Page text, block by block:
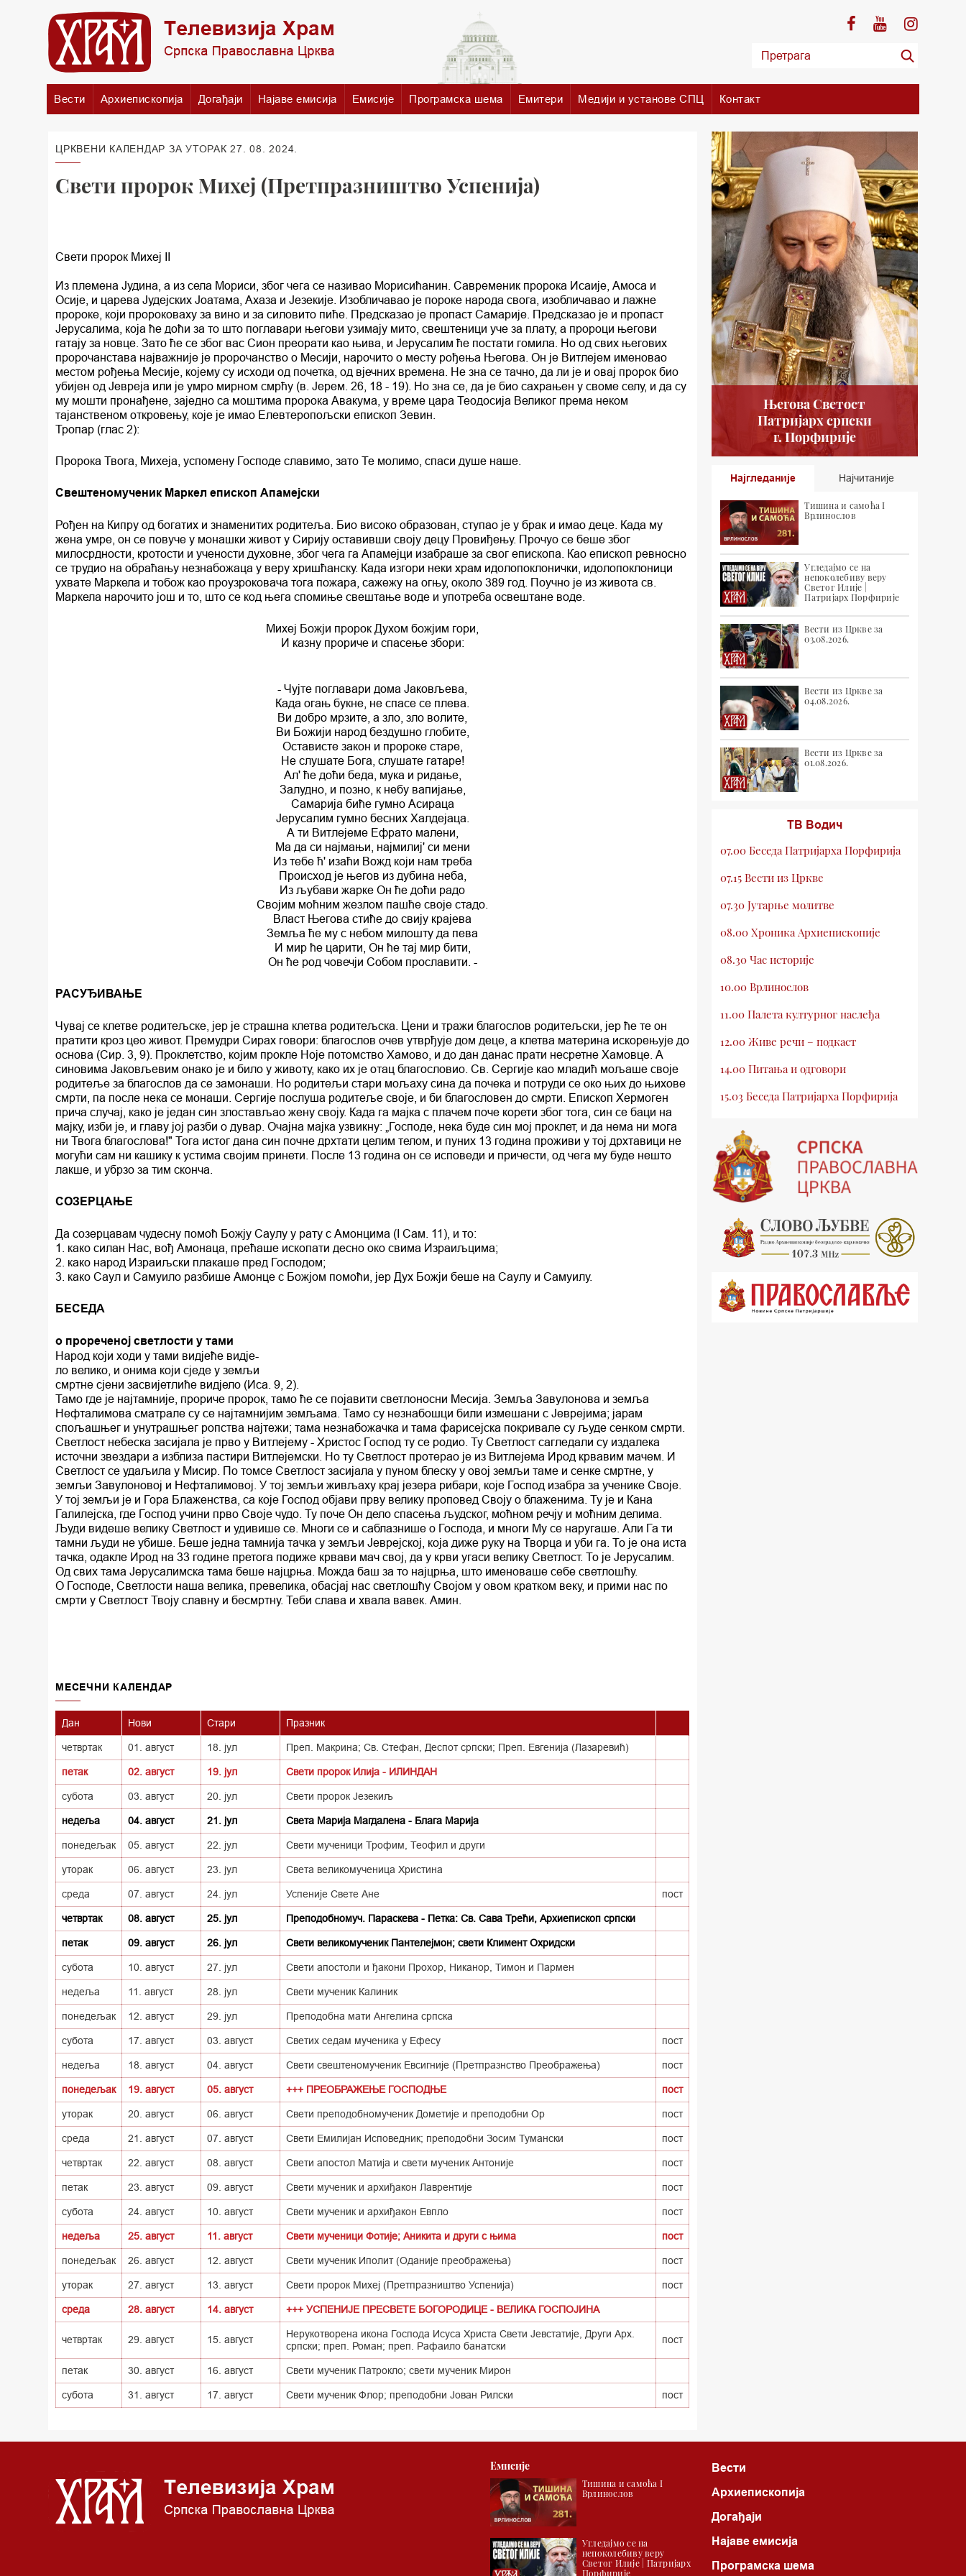
Вести Архиепископија Догађаји Најаве емисија Емисије Програмска шема Емитери Медији и установе СПЦ Контакт
ЦРКВЕНИ КАЛЕНДАР ЗА УТОРАК 27. 08. 2024.
Свети пророк Михеј (Претпразништво Успенија)
Свети пророк Михеј II
Из племена Јудина, а из села Мориси, због чега се називао Морисићанин. Савременик пророка Исаије, Амоса и
Осије, и царева Јудејских Јоатама, Ахаза и Језекије. Изобличавао је пороке народа свога, изобличавао и лажне
пророке, који пророковаху за вино и за силовито пиће. Предсказао је пропаст Самарије. Предсказао је и пропаст
Јерусалима, која ће доћи за то што поглавари његови узимају мито, свештеници уче за плату, а пророци његови
гатају за новце. Зато ће се због вас Сион преорати као њива, и Јерусалим ће постати гомила. Но од свих његових
пророчанстава најважније је пророчанство о Месији, нарочито о месту рођења Његова. Он је Витлејем именовао
местом рођења Месије, којему су исходи од почетка, од вјечних времена. Не зна се тачно, да ли је и овај пророк био
убијен од Јевреја или је умро мирном смрћу (в. Јерем. 26, 18 - 19). Но зна се, да је био сахрањен у своме селу, и да су
му мошти пронађене, заједно са моштима пророка Авакума, у време цара Теодосија Великог према неком
тајанственом откровењу, које је имао Елевтеропољски епископ Зевин.
Тропар (глас 2):
Пророка Твога, Михеја, успомену Господе славимо, зато Те молимо, спаси душе наше.
Свештеномученик Маркел епископ Апамејски
Рођен на Кипру од богатих и знаменитих родитеља. Био високо образован, ступао је у брак и имао деце. Када му
жена умре, он се повуче у монашки живот у Сирију оставивши своју децу Провиђењу. Прочуо се беше због
милосрдности, кротости и учености духовне, због чега га Апамејци изабраше за свог епископа. Као епископ ревносно
се трудио на обраћању незнабожаца у веру хришћанску. Када изгори неки храм идолопоклонички, идолопоклоници
ухвате Маркела и тобож као проузроковача тога пожара, сажежу на огњу, около 389 год. Поучно је из живота св.
Маркела нарочито још и то, што се код њега спомиње свештање воде и употреба освештане воде.
Михеј Божји пророк Духом божјим гори,
И казну прориче и спасење збори:
- Чујте поглавари дома Јаковљева,
Када огањ букне, не спасе се плева.
Ви добро мрзите, а зло, зло волите,
Ви Божији народ бездушно глобите,
Остависте закон и пророке старе,
Не слушате Бога, слушате гатаре!
Ал' ће доћи беда, мука и ридање,
Залудно, и позно, к небу вапијање,
Самарија биће гумно Асираца
Јерусалим гумно бесних Халдејаца.
А ти Витлејеме Ефрато малени,
Ма да си најмањи, најмилиј' си мени
Из тебе ћ' изаћи Вожд који нам треба
Происход је његов из дубина неба,
Из љубави жарке Он ће доћи радо
Својим моћним жезлом пaшће своје стадо.
Власт Његова стиће до свију крајева
Земља ће му с небом милошту да пева
И мир ће царити, Он ће тај мир бити,
Он ће род човечји Собом прославити. -
РАСУЂИВАЊЕ
Чувај се клетве родитељске, јер је страшна клетва родитељска. Цени и тражи благослов родитељски, јер ће те он
пратити кроз цео живот. Премудри Сирах говори: благослов очев утврђује дом деце, а клетва материна искорењује до
основа (Сир. 3, 9). Проклетство, којим прокле Ноје потомство Хамово, и до дан данас прати несретне Хамовце. А
синовима Јаковљевим онако је и било у животу, како их је отац благословио. Св. Сергије као младић мољаше своје
родитеље за благослов да се замонаши. Но родитељи стари мољаху сина да почека и потруди се око њих до њихове
смрти, па после нека се монаши. Сергије послуша родитеље своје, и би благословен до смрти. Епископ Хермоген
прича случај, како је један син злостављао жену своју. Када га мајка с плачем поче корети због тога, син се баци на
мајку, изби је, и главу јој разби о дувар. Очајна мајка узвикну: „Господе, нека буде син мој проклет, и да нема ни мога
ни Твога благослова!" Тога истог дана син почне дрхтати целим телом, и пуних 13 година проживи у тој дрхтавици не
могући сам ни кашику к устима својим принети. После 13 година он се исповеди и причести, од чега му буде нешто
лакше, и убрзо за тим сконча.
СОЗЕРЦАЊЕ
Да созерцавам чудесну помоћ Божју Саулу у рату с Амонцима (I Сам. 11), и то:
1. како силан Нас, вођ Амонаца, прећаше ископати десно око свима Израиљцима;
2. како народ Израиљски плакаше пред Господом;
3. како Саул и Самуило разбише Амонце с Божјом помоћи, јер Дух Божји беше на Саулу и Самуилу.
БЕСЕДА
о прореченој светлости у тами
Народ који ходи у тами видјеће видје-
ло велико, и онима који сједе у земљи
смртне сјени засвијетлиће видјело (Иса. 9, 2).
Тамо где је најтамније, прориче пророк, тамо ће се појавити светлоносни Месија. Земља Завулонова и земља
Нефталимова сматрале су се најтамнијим земљама. Тамо су незнабошци били измешани с Јеврејима; јарам
спољашњег и унутрашњег ропства најтежи; тама незнабожачка и тама фарисејска покривале су људе сенком смрти.
Светлост небеска засијала је прво у Витлејему - Христос Господ ту се родио. Ту Светлост сагледали су издалека
источни звездари а изблиза пастири Витлејемски. Но ту Светлост протерао је из Витлејема Ирод крвавим мачем. И
Светлост се удаљила у Мисир. По томсе Светлост засијала у пуном блеску у овој земљи таме и сенке смртне, у
земљи Завулоновој и Нефталимовој. У тој земљи живљаху крај језера рибари, које Господ изабра за ученике Своје.
У тој земљи је и Гора Блаженства, са које Господ објави прву велику проповед Своју о блаженима. Ту је и Кана
Галилејска, где Господ учини прво Своје чудо. Ту поче Он дело спасења људског, моћном речју и моћним делима.
Људи видеше велику Светлост и удивише се. Многи се и саблазнише о Господа, и многи Му се наругаше. Али Га ти
тамни људи не убише. Беше једна тамнија тачка у земљи Јеврејској, која диже руку на Творца и уби га. То је она иста
тачка, одакле Ирод на 33 године претога подиже крвави мач свој, да у крви угаси велику Светлост. То је Јерусалим.
Од свих тама Јерусалимска тама беше најцрња. Можда баш за то најцрња, што именоваше себе светлошћу.
О Господе, Светлости наша велика, превелика, обасјај нас светлошћу Својом у овом кратком веку, и прими нас по
смрти у Светлост Твоју славну и бесмртну. Теби слава и хвала вавек. Амин.
MECEЧНИ КАЛЕНДАР
Дан Нови Стари Празник
четвртак 01. август 18. јул Преп. Макрина; Св. Стефан, Деспот српски; Преп. Евгенија (Лазаревић)
петак 02. август 19. јул Свети пророк Илија - ИЛИНДАН
субота 03. август 20. јул Свети пророк Језекиљ
недеља 04. август 21. јул Света Марија Магдалена - Блага Марија
понедељак 05. август 22. јул Свети мученици Трофим, Теофил и други
уторак 06. август 23. јул Света великомученица Христина
среда 07. август 24. јул Успеније Свете Ане пост
четвртак 08. август 25. јул Преподобномуч. Параскева - Петка: Св. Сава Трећи, Архиепископ српски
петак 09. август 26. јул Свети великомученик Пантелејмон; свети Климент Охридски
субота 10. август 27. јул Свети апостоли и ђакони Прохор, Никанор, Тимон и Пармен
недеља 11. август 28. јул Свети мученик Калиник
понедељак 12. август 29. јул Преподобна мати Ангелина српска
субота 17. август 03. август Светих седам мученика у Ефесу пост
недеља 18. август 04. август Свети свештеномученик Евсигније (Претпразнство Преображења) пост
понедељак 19. август 05. август +++ ПРЕОБРАЖЕЊЕ ГОСПОДЊЕ пост
уторак 20. август 06. август Свети преподобномученик Дометије и преподобни Ор пост
среда 21. август 07. август Свети Емилијан Исповедник; преподобни Зосим Тумански пост
четвртак 22. август 08. август Свети апостол Матија и свети мученик Антоније пост
петак 23. август 09. август Свети мученик и архиђакон Лаврентије пост
субота 24. август 10. август Свети мученик и архиђакон Евпло пост
недеља 25. август 11. август Свети мученици Фотије; Аникита и други с њима пост
понедељак 26. август 12. август Свети мученик Иполит (Оданије преображења) пост
уторак 27. август 13. август Свети пророк Михеј (Претпразништво Успенија) пост
среда 28. август 14. август +++ УСПЕНИЈЕ ПРЕСВЕТЕ БОГОРОДИЦЕ - ВЕЛИКА ГОСПОЈИНА
четвртак 29. август 15. август
Нерукотворена икона Господа Исуса Христа Свети Јевстатије, Други Арх.
српски; преп. Роман; преп. Рафаило банатски
пост
петак 30. август 16. август Свети мученик Патрокло; свети мученик Мирон
субота 31. август 17. август Свети мученик Флор; преподобни Јован Рилски пост
Његова Светост
Патријарх српски
г. Порфирије
Најгледаније Најчитаније
Тишина и самоћа I
Врлинослов
Угледајмо се на
непоколебиву веру
Светог Илије |
Патријарх Порфирије
Вести из Цркве за
03.08.2026.
Вести из Цркве за
04.08.2026.
Вести из Цркве за
01.08.2026.
ТВ Водич
07.00 Беседа Патријарха Порфирија
07.15 Вести из Цркве
07.30 Јутарње молитве
08.00 Хроника Архиепископије
08.30 Час историје
10.00 Врлинослов
11.00 Палета културног наслеђа
12.00 Живе речи – подкаст
14.00 Питања и одговори
15.03 Беседа Патријарха Порфирија
15.30 Млади у Цркви
16.03 Српски јерарси
16.30 Хроника Архиепископије
17.03 Фолклор магазин
17.30 Тврђаве Дунава
18.03 Кроз историју Београда
18.30 Врлинослов
Емисије
Тишина и самоћа I
Врлинослов
Угледајмо се на
непоколебиву веру
Светог Илије | Патријарх
Порфирије
Вести
Архиепископија
Догађаји
Најаве емисија
Програмска шема